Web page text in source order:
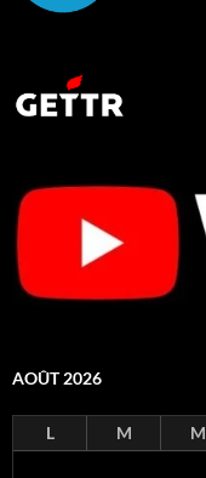
AOÛT 2026
L M M